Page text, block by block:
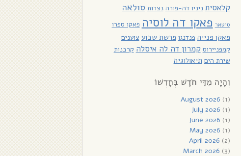
קלאסית ניניו דה-פורה נצרות סולאה
סיטאר פאקו דה לוסיה פאקו ספרו
פאקו פנייה פנדנגו פרשת שבוע צוענים
קמפניירוס קמרון דה לה איסלה קרבנות
שירת הים תיאולוגיה
וְהָיָה מִדֵּי חֹדֶשׁ בְּחָדְשׁוֹ
August 2026 (1)
July 2026 (1)
June 2026 (1)
May 2026 (1)
April 2026 (2)
March 2026 (3)